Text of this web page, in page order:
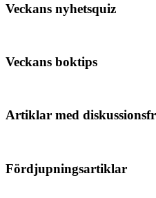
Veckans nyhetsquiz
Veckans boktips
Artiklar med
Fördjupningsartiklar